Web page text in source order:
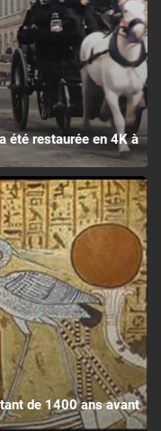
été restaurée en 4K à
de 1400 ans avant